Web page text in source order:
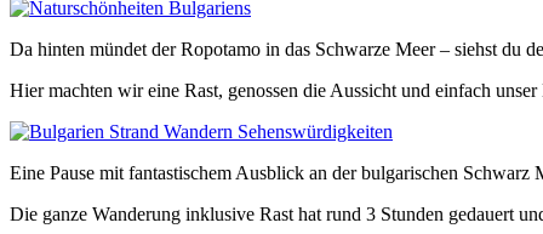
Da hinten mündet der Ropotamo in das Schwarze Meer – siehst du
Hier machten wir eine Rast, genossen die Aussicht und einfach
Eine Pause mit fantastischem Ausblick an der bulgarischen Schwarz
Die ganze Wanderung inklusive Rast hat rund 3 Stunden gedauert